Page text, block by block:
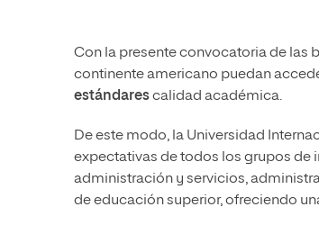
Con la presente convocatoria de las
continente americano puedan
estándarescalidad académica.
De este modo, la Universidad
expectativas de todos los grupos de
administración y servicios,
de educación superior, ofreciendo